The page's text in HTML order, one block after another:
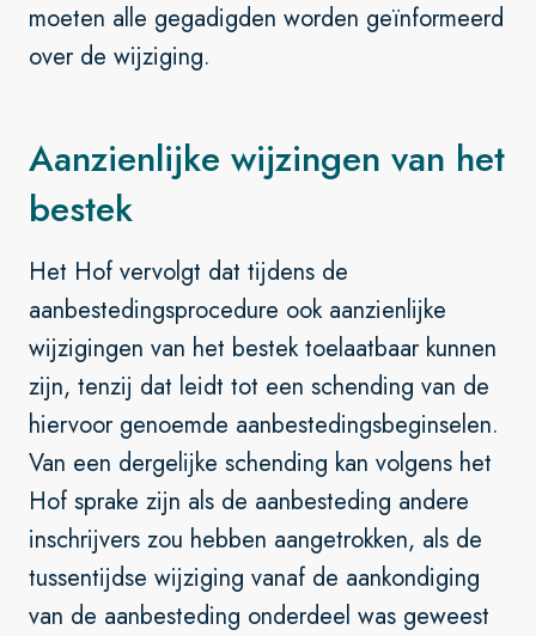
moeten alle gegadigden worden geïnformeerd
over de wijziging.
Aanzienlijke wijzingen van het
bestek
Het Hof vervolgt dat tijdens de
aanbestedingsprocedure ook aanzienlijke
wijzigingen van het bestek toelaatbaar kunnen
zijn, tenzij dat leidt tot een schending van de
hiervoor genoemde aanbestedingsbeginselen.
Van een dergelijke schending kan volgens het
Hof sprake zijn als de aanbesteding andere
inschrijvers zou hebben aangetrokken, als de
tussentijdse wijziging vanaf de aankondiging
van de aanbesteding onderdeel was geweest